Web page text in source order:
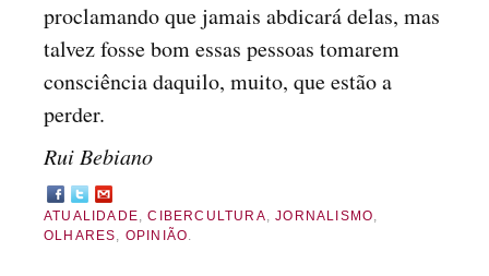
proclamando que jamais abdicará delas, mas
talvez fosse bom essas pessoas tomarem
consciência daquilo, muito, que estão a
perder.
Rui Bebiano
ATUALIDADE,CIBERCULTURA,JORNALISMO,
OLHARES, OPINIÃO.